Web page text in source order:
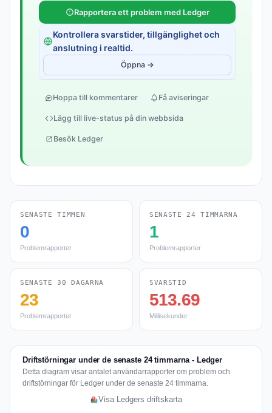
Rapportera ett problem med Ledger
Kontrollera svarstider, tillgänglighet och
anslutning i realtid.
Öppna →
Hoppa till kommentarer Få aviseringar
Lägg till live-status på din webbsida
Besök Ledger
SENASTE TIMMEN
0
Problemrapporter
SENASTE 24 TIMMARNA
1
Problemrapporter
SENASTE 30 DAGARNA
23
Problemrapporter
SVARSTID
513.69
Millisekunder
Driftstörningar under de senaste 24 timmarna - Ledger
Detta diagram visar antalet användarrapporter om problem och
driftstörningar för Ledger under de senaste 24 timmarna.
Visa Ledgers driftskarta